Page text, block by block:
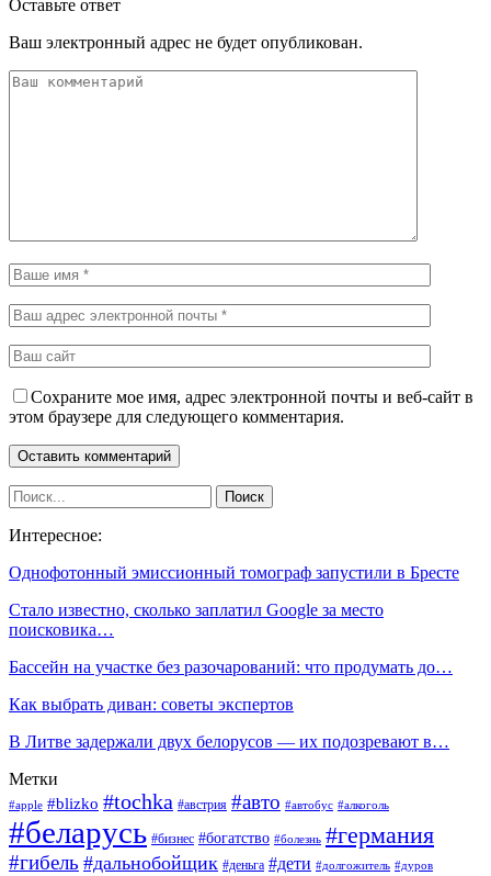
Оставьте ответ
Ваш электронный адрес не будет опубликован.
Сохраните мое имя, адрес электронной почты и веб-сайт в
этом браузере для следующего комментария.
Интересное:
Однофотонный эмиссионный томограф запустили в Бресте
Стало известно, сколько заплатил Google за место
поисковика…
Бассейн на участке без разочарований: что продумать до…
Как выбрать диван: советы экспертов
В Литве задержали двух белорусов — их подозревают в…
Метки
#apple #blizko #tochka #австрия #авто #автобус #алкоголь
#беларусь #бизнес #богатство #болезнь #германия
#гибель #дальнобойщик #деньга #дети #долгожитель #дуров